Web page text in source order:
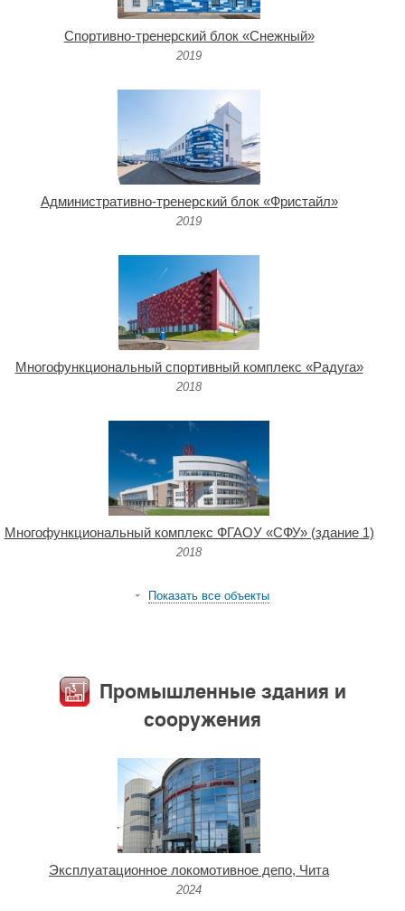
Спортивно-тренерский блок «Снежный»
2019
Административно-тренерский блок «Фристайл»
2019
Многофункциональный спортивный комплекс «Радуга»
2018
Многофункциональный комплекс ФГАОУ «СФУ» (здание 1)
2018
Показать все объекты
Промышленные здания и
сооружения
Эксплуатационное локомотивное депо, Чита
2024